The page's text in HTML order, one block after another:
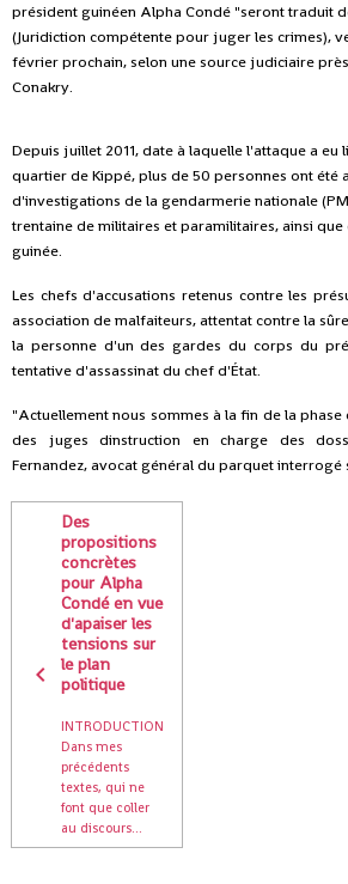
président guinéen Alpha Condé "seront traduit
(Juridiction compétente pour juger les crimes),
février prochain, selon une source judiciaire
Conakry.
Depuis juillet 2011, date à laquelle l'attaque a eu
quartier de Kippé, plus de 50 personnes ont été
d'investigations de la gendarmerie nationale
trentaine de militaires et paramilitaires, ainsi
guinée.
Les chefs d'accusations retenus contre les
association de malfaiteurs, attentat contre la
la personne d'un des gardes du corps du
tentative d'assassinat du chef d'État.
"Actuellement nous sommes à la fin de la phase
des juges dinstruction en charge des
Fernandez, avocat général du parquet interrogé
Des
propositions
concrètes
pour Alpha
Condé en vue
d'apaiser les
tensions sur
le plan
politique
INTRODUCTION
Dans mes
précédents
textes, qui ne
font que coller
au discours...